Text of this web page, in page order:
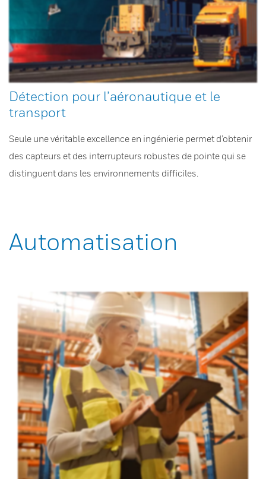
Détection pour l’aéronautique et le
transport
Seule une véritable excellence en ingénierie permet d’obtenir
des capteurs et des interrupteurs robustes de pointe qui se
distinguent dans les environnements difficiles.
Automatisation